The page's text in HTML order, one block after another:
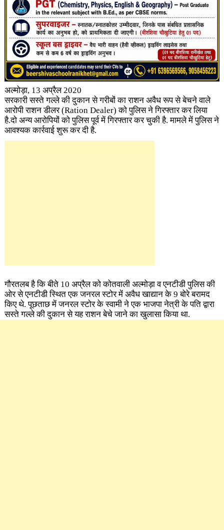
अल्मोड़ा, 13 अप्रैल 2020
सरकारी सस्ते गल्ले की दुकान से गरीबों का राशन अवैध रूप से बेचने वाले
आरोपी राशन डीलर (Ration Dealer) को पुलिस ने गिरफ्तार कर लिया
है.दो अन्य आरोपियों को पुलिस पूर्व में गिरफ्तार कर चुकी है. मामले में पुलिस ने
आवश्यक कार्रवाई शुरू कर दी है.
गौरतलब है कि बीते 10 अप्रैल को कोतवाली अल्मोड़ा व एनटीडी पुलिस की
ओर से एनटीडी स्थित एक जनरल स्टोर में अवैध खाद्यान के 9 बोरे बरामद
किए थे. पूछताछ में जनरल स्टोर के स्वामी ने एक भाजपा नेत्री के पति द्वारा
सस्ते गल्ले की दुकान से यह राशन बेचे जाने का खुलासा किया था.